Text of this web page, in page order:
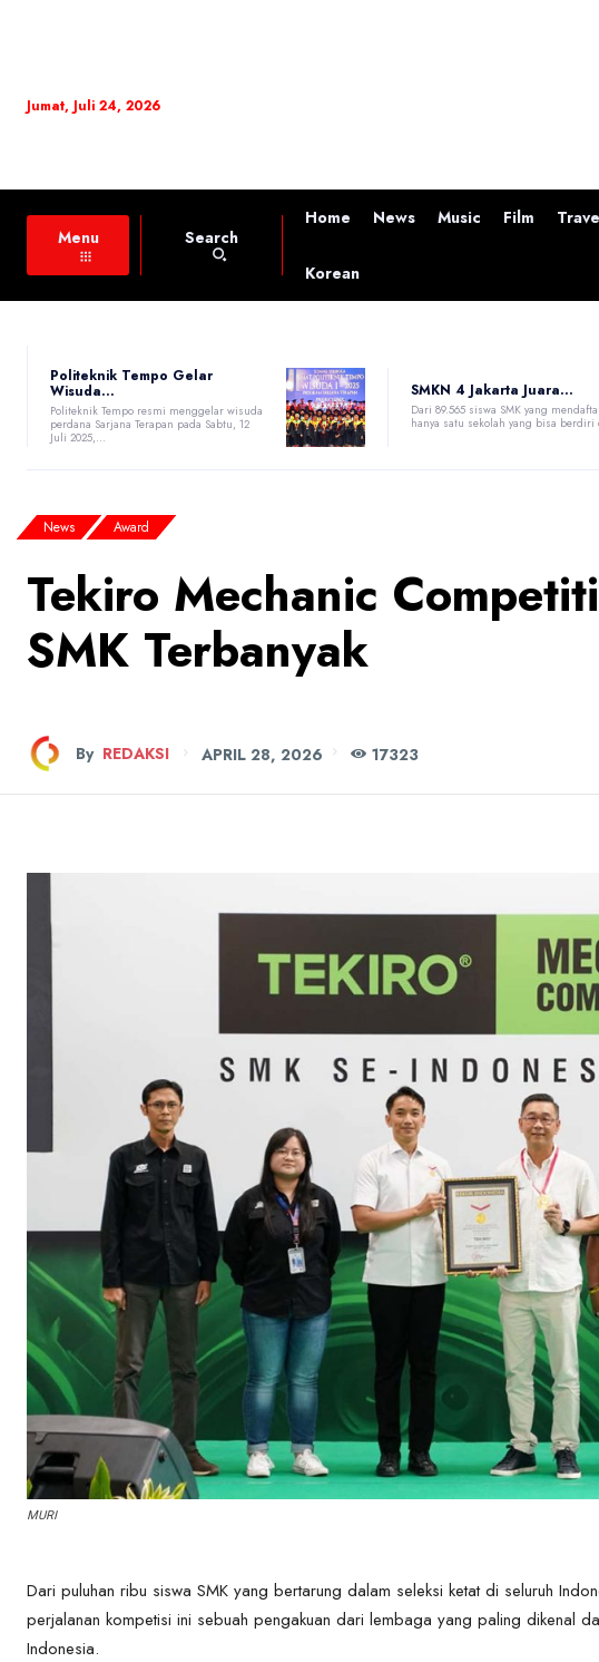
Jumat, Juli 24, 2026
Menu Search
Home News Music Film
Korean
Politeknik Tempo Gelar
Wisuda...
Politeknik Tempo resmi menggelar wisuda
perdana Sarjana Terapan pada Sabtu, 12
Juli 2025,...
SMKN 4 Jakarta Juara...
Dari 89.565 siswa SMK yang
hanya satu sekolah yang bisa berdiri
News Award
Tekiro Mechanic
SMK Terbanyak
By REDAKSI APRIL 28, 2026 17323
MURI
Dari puluhan ribu siswa SMK yang bertarung dalam seleksi ketat di seluruh
perjalanan kompetisi ini sebuah pengakuan dari lembaga yang paling dikenal
Indonesia.